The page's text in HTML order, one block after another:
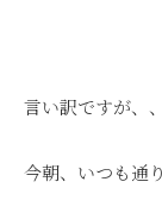
言い訳ですが、、
今朝、いつも通